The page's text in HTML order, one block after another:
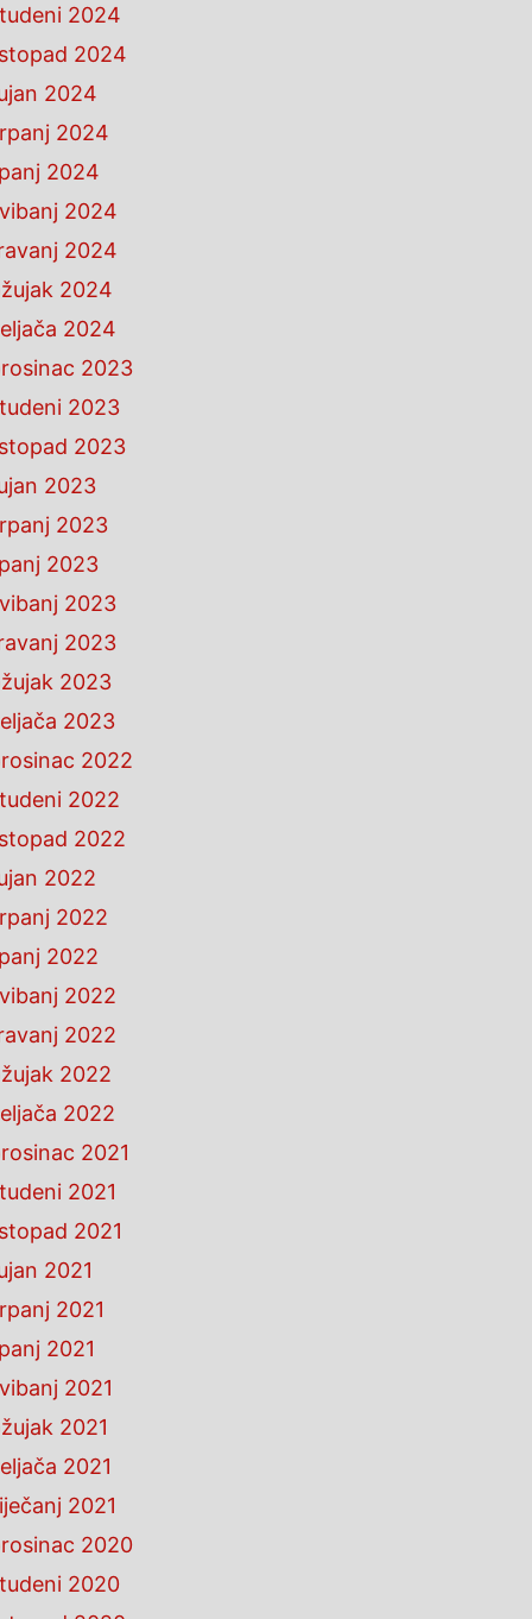
2024
2024
2024
2024
2024
2024
2024
2024
2024
2023
2023
2023
2023
2023
2023
2023
2023
2023
2023
2022
2022
2022
2022
2022
2022
2022
2022
2022
2022
2021
2021
2021
2021
2021
2021
2021
2021
2021
2021
2020
2020